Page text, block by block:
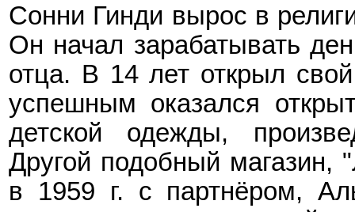
Сонни Гинди вырос в
Он начал зарабатывать
отца. В 14 лет открыл
успешным оказался
детской одежды,
Другой подобный магазин,
в 1959 г. с партнёром,